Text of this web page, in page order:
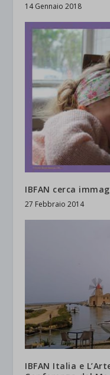
14 Gennaio 2018
IBFAN cerca
27 Febbraio 2014
IBFAN Italia e